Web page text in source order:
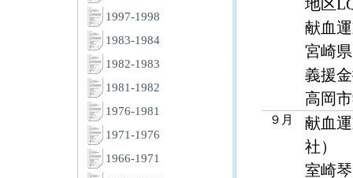
地区
献血
宮崎
義援
高岡
９月
献血
社）
室崎
1997-1998
1983-1984
1982-1983
1981-1982
1976-1981
1971-1976
1966-1971